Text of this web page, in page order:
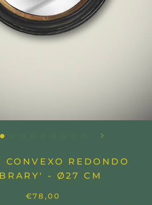
CONVEXO REDONDO
- Ø27 CM
€78,00